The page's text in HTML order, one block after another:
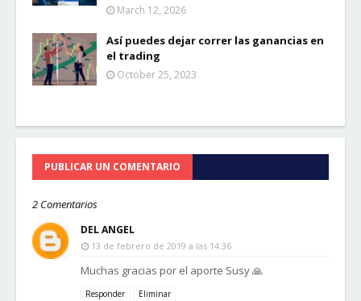
March 12, 2026
Así puedes dejar correr las ganancias en
el trading
October 25, 2023
PUBLICAR UN COMENTARIO
2 Comentarios
DEL ANGEL
13 de febrero de 2019 a las 14:36
Muchas gracias por el aporte Susy 🙏
Responder Eliminar